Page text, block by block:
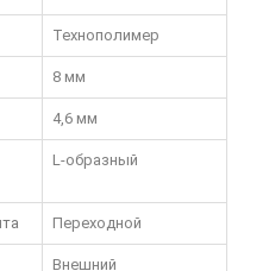
Технополимер
8 мм
4,6 мм
L-образный
Переходной
Внешний